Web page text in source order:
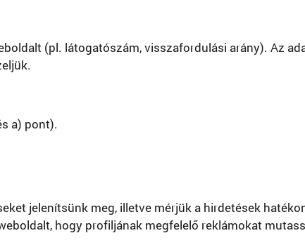
(pl. látogatószám, visszafordulási arány). Az
a) pont).
jelenítsünk meg, illetve mérjük a hirdetések
hogy profiljának megfelelő reklámokat